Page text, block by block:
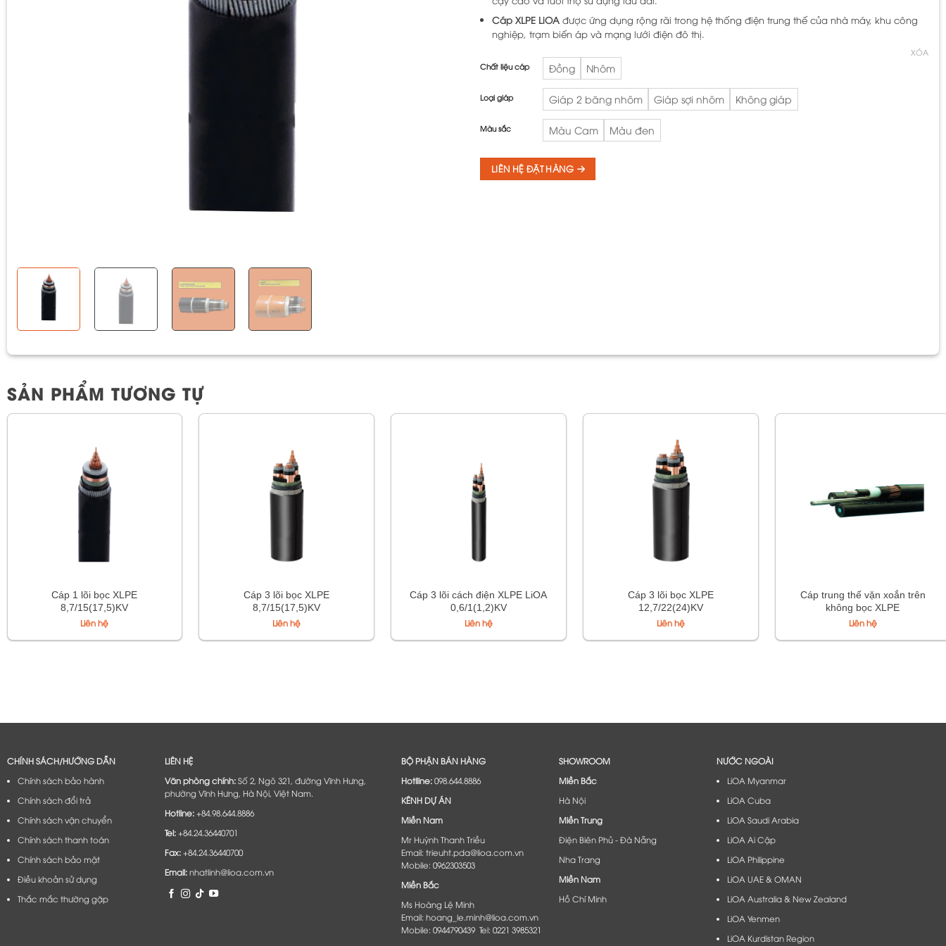
Cáp XLPE LiOAđược ứng dụng rộng rãi trong hệ thống điện trung thế của nhà máy, khu công
nghiệp, trạm biến áp và mạng lưới điện đô thị.
Chất liệu cáp Đồng Nhôm
Loại giáp Giáp 2 băng nhôm Giáp sợi nhôm Không giáp
Màu sắc Màu Cam Màu đen
XÓA
LIÊN HỆ ĐẶT HÀNG
SẢN PHẨM TƯƠNG TỰ
Cáp 1 lõi bọc XLPE
8,7/15(17,5)KV
Liên hệ
Cáp 3 lõi bọc XLPE
8,7/15(17,5)KV
Liên hệ
Cáp 3 lõi cách điện XLPE LiOA
0,6/1(1,2)KV
Liên hệ
Cáp 3 lõi bọc XLPE
12,7/22(24)KV
Liên hệ
Cáp trung thế vặn xoắn trên
không bọc XLPE
Liên hệ
CHÍNH SÁCH/HƯỚNG DẪN
Chính sách bảo hành
Chính sách đổi trả
Chính sách vận chuyển
Chính sách thanh toán
Chính sách bảo mật
Điều khoản sử dụng
Thắc mắc thường gặp
LIÊN HỆ
Văn phòng chính:Số 2, Ngõ 321, đường Vĩnh Hưng,
phường Vĩnh Hưng, Hà Nội, Việt Nam.
Hotline:+84.98.644.8886
Tel:+84.24.36440701
Fax:+84.24.36440700
Email:nhatlinh@lioa.com.vn
BỘ PHẬN BÁN HÀNG
Hotlline:098.644.8886
KÊNH DỰ ÁN
Miền Nam
Mr Huỳnh Thanh Triều
Email: trieuht.pda@lioa.com.vn
Mobile: 0962303503
Miền Bắc
Ms Hoàng Lệ Minh
Email: hoang_le.minh@lioa.com.vn
Mobile: 0944790439 Tel: 0221 3985321
SHOWROOM
Miền Bắc
Hà Nội
Miền Trung
Điện Biên Phủ - Đà Nẵng​
Nha Trang
Miền Nam
Hồ Chí Minh
NƯỚC NGOÀI
LiOA Myanmar
LiOA Cuba
LiOA Saudi Arabia
LiOA Ai Cập
LiOA Philippine
LiOA UAE & OMAN
LiOA Australia & New Zealand
LiOA Yenmen
LiOA Kurdistan Region